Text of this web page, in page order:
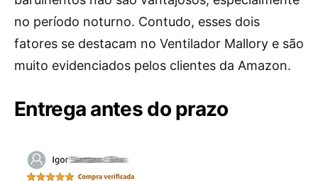
no período noturno. Contudo, esses dois
fatores se destacam no Ventilador Mallory e são
muito evidenciados pelos clientes da Amazon.
Entrega antes do prazo